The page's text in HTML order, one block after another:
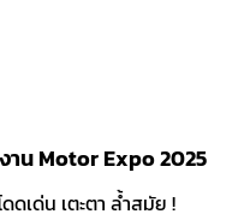
าน Motor Expo 2025
เด่น เตะตา ล้ำสมัย !